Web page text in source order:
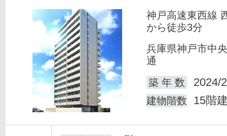
神戸高速東西線
から徒歩3分
兵庫県神戸市中
通
築 年 数
2024/
建物階数 15階